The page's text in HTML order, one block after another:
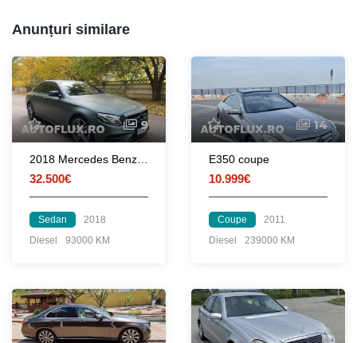
Anunțuri similare
9
32.500€
Sedan
2018
Diesel
93000 KM
14
E350 coupe
10.999€
Coupe
2011
Diesel
239000 KM